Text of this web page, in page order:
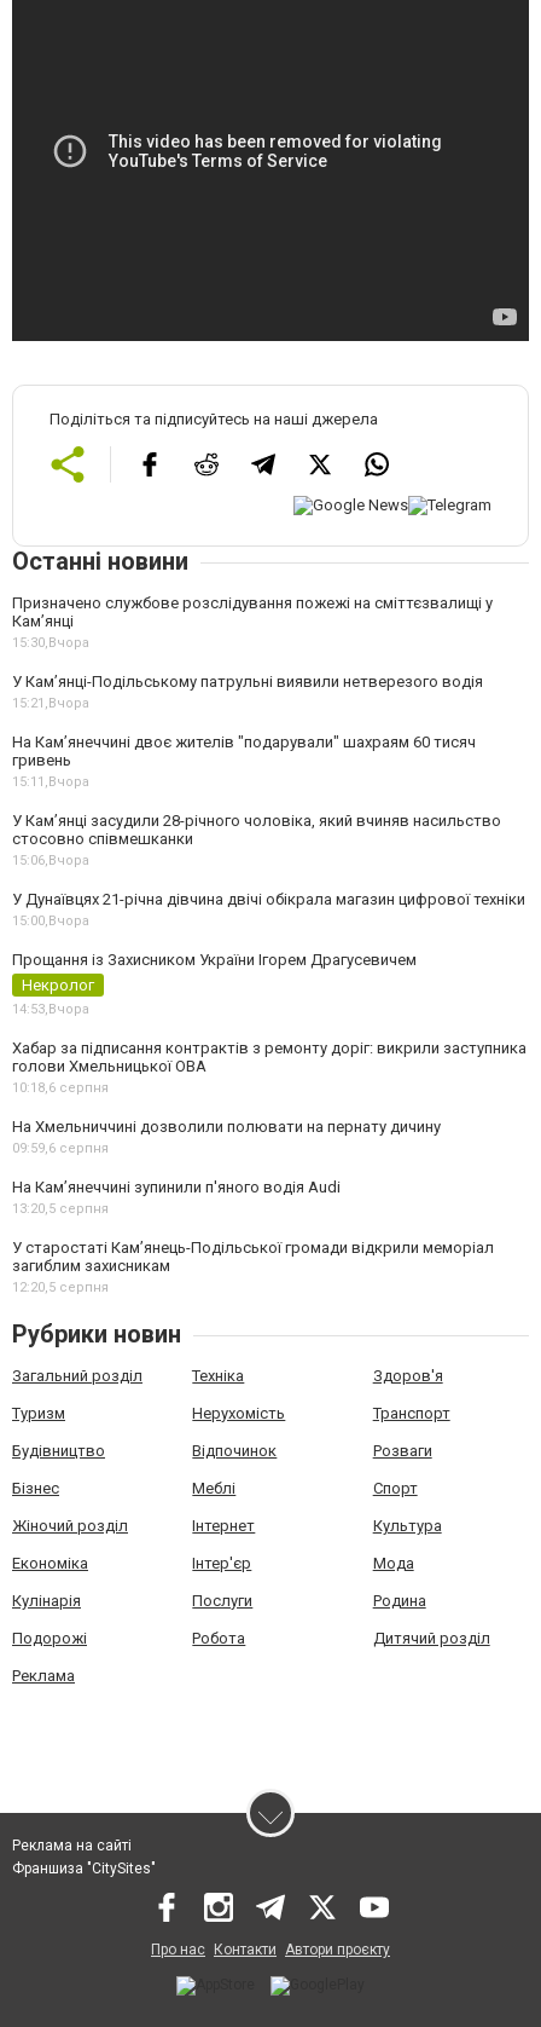
Поділіться та підписуйтесь на наші джерела
Останні новини
Призначено службове розслідування пожежі на сміттєзвалищі у
Кам’янці
15:30,Вчора
У Кам’янці-Подільському патрульні виявили нетверезого водія
15:21,Вчора
На Камʼянеччині двоє жителів "подарували" шахраям 60 тисяч
гривень
15:11,Вчора
У Камʼянці засудили 28-річного чоловіка, який вчиняв насильство
стосовно співмешканки
15:06,Вчора
У Дунаївцях 21-річна дівчина двічі обікрала магазин цифрової техніки
15:00,Вчора
Прощання із Захисником України Ігорем Драгусевичем
Некролог
14:53,Вчора
Хабар за підписання контрактів з ремонту доріг: викрили заступника
голови Хмельницької ОВА
10:18,6 серпня
На Хмельниччині дозволили полювати на пернату дичину
09:59,6 серпня
На Камʼянеччині зупинили п'яного водія Audi
13:20,5 серпня
У старостаті Кам’янець-Подільської громади відкрили меморіал
загиблим захисникам
12:20,5 серпня
Рубрики новин
Загальний розділ Техніка Здоров'я
Туризм Нерухомість Транспорт
Будівництво Відпочинок Розваги
Бізнес Меблі Спорт
Жіночий розділ Інтернет Культура
Економіка Інтер'єр Мода
Кулінарія Послуги Родина
Подорожі Робота Дитячий розділ
Реклама
Реклама на сайті
Франшиза "CitySites"
Про нас Контакти Автори проєкту